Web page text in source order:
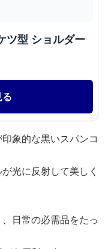
ツ型 ショルダー
象的な黒いスパンコ
光に反射して美しく
日常の必需品をたっ